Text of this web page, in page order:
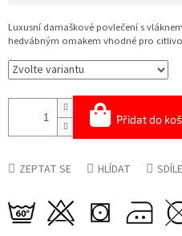
cena:
Přidat do
Luxusní damaškové povlečení s
hedvábným omakem vhodné pro
ZEPTAT SE HLÍDAT